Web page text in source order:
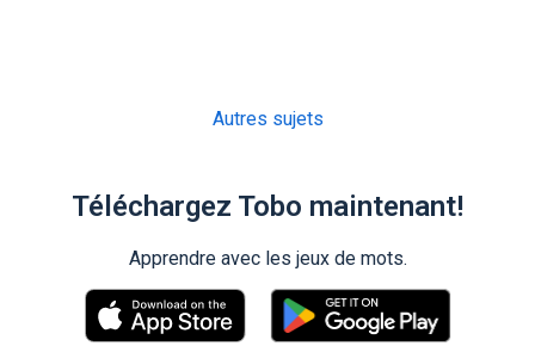
Autres sujets
Téléchargez Tobo maintenant!
Apprendre avec les jeux de mots.